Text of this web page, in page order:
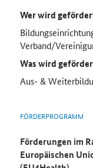
Wer wird
Verband/
Was wird
Aus- &
FÖRDERPROGRAMM
Förderungen im
Europäischen